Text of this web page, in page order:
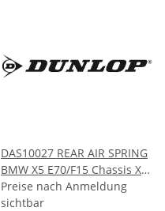
DAS10027 REAR AIR SPRING
BMW X5 E70/F15 Chassis X6
E71/F16 Chassis 2007- 2009-
Preise nach Anmeldung
sichtbar